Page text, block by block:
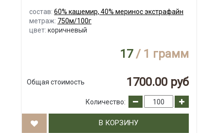
состав: 60% кашемир, 40% меринос экстрафайн
метраж: 750м/100г
цвет: коричневый
17/ 1 грамм
Общая стоимость 1700.00 руб
Количество:
В КОРЗИНУ